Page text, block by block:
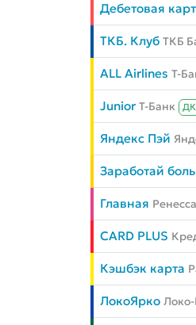
Дебетовая
ТКБ. Клуб ТКБ
ALL Airlines Т-
Junior Т-Банк ДК
Яндекс Пэй
Заработай
Главная
CARD PLUS
Кэшбэк карта
ЛокоЯрко